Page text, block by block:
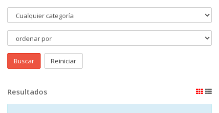
Buscar Reiniciar
Resultados